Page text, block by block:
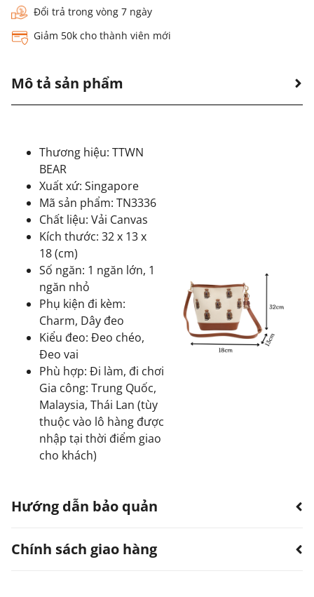
Đổi trả trong vòng 7 ngày
Giảm 50k cho thành viên mới
Mô tả sản phẩm
Thương hiệu: TTWN
BEAR
Xuất xứ: Singapore
Mã sản phẩm: TN3336
Chất liệu: Vải Canvas
Kích thước: 32 x 13 x
18 (cm)
Số ngăn: 1 ngăn lớn, 1
ngăn nhỏ
Phụ kiện đi kèm:
Charm, Dây đeo
Kiểu đeo: Đeo chéo,
Đeo vai
Phù hợp: Đi làm, đi chơi
Gia công: Trung Quốc,
Malaysia, Thái Lan (tùy
thuộc vào lô hàng được
nhập tại thời điểm giao
cho khách)
Hướng dẫn bảo quản
Hạn chế sản phẩm bị thấm nước.
Chính sách giao hàng